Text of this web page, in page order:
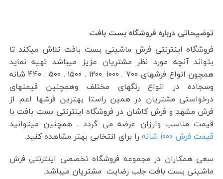
توضیحاتی درباره فروشگاه بست بافت
فروشگاه اینترنتی فرش ماشینی بست بافت تلاش میکند تا
بتواند آنچه مورد نظر مشتریان عزیز میباشد تهیه نماید
همچون انواع فرشهای ۷۰۰ . ۱۰۰۰ .۱۲۰۰ . ۱۵۰۰ . ۵۰۰ . ۴۴۰ شانه
وسجاده در انواع رنگهای مختلف وهمچنین قیمتهای
درخواستی مشتریان در همین راستا بهترین فرشها اعم از
فرش مشهد و فرش کاشان در فروشگاه اینترنتی بست بافت با
قیمت مناسب وارزان عرضه می گردد . همچنین میتوانید
قیمت فرش ۱۰۰۰ شانه
را برای انتخابی بهتر مشاهده کنید.
سعی همکاران در مجموعه فروشگاه تخصصی اینترنتی فرش
ماشینی بست بافت جلب رضایت مشتریان میباشد.